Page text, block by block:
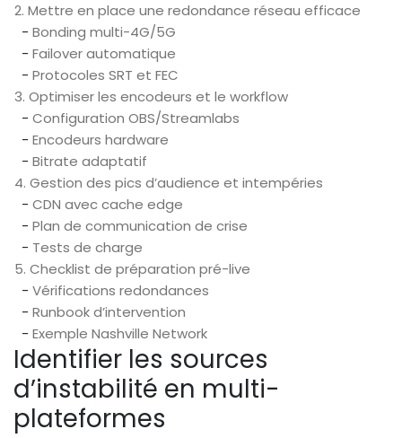
2. Mettre en place une redondance réseau efficace
- Bonding multi-4G/5G
- Failover automatique
- Protocoles SRT et FEC
3. Optimiser les encodeurs et le workflow
- Configuration OBS/Streamlabs
- Encodeurs hardware
- Bitrate adaptatif
4. Gestion des pics d’audience et intempéries
- CDN avec cache edge
- Plan de communication de crise
- Tests de charge
5. Checklist de préparation pré-live
- Vérifications redondances
- Runbook d’intervention
- Exemple Nashville Network
Identifier les sources
d’instabilité en multi-
plateformes